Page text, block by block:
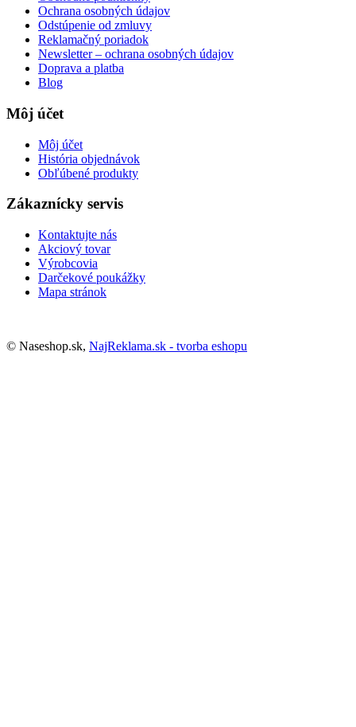
Ochrana osobných údajov
Odstúpenie od zmluvy
Reklamačný poriadok
Newsletter – ochrana osobných údajov
Doprava a platba
Blog
Môj účet
Môj účet
História objednávok
Obľúbené produkty
Zákaznícky servis
Kontaktujte nás
Akciový tovar
Výrobcovia
Darčekové poukážky
Mapa stránok
© Naseshop.sk, NajReklama.sk - tvorba eshopu